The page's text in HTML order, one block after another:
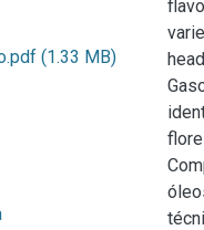
(1.33 MB)